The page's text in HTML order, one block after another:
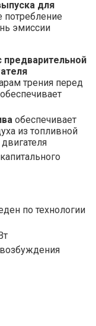
для
потребление
эмиссии
предварительной
трения перед
обеспечивает
из топливной
по технологии